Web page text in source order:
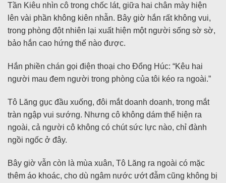
Tần Kiêu nhìn cô trong chốc lát, giữa hai chân mày hiện
lên vài phần không kiên nhẫn. Bây giờ hắn rất không vui,
trong phòng đột nhiên lại xuất hiện một người sống sờ sờ,
bảo hắn cao hứng thế nào được.
Hắn phiền chán gọi điện thoại cho Đổng Húc: “Kêu hai
người mau đem người trong phòng của tôi kéo ra ngoài.”
Tô Lăng gục đầu xuống, đôi mắt doanh doanh, trong mắt
tràn ngập vui sướng. Nhưng cô không dám thể hiện ra
ngoài, cả người cô không có chút sức lực nào, chỉ đành
ngồi ngốc ở đây.
Bây giờ vẫn còn là mùa xuân, Tô Lăng ra ngoài có mặc
thêm áo khoác, cho dù ngâm nước ướt đẫm cũng không bị